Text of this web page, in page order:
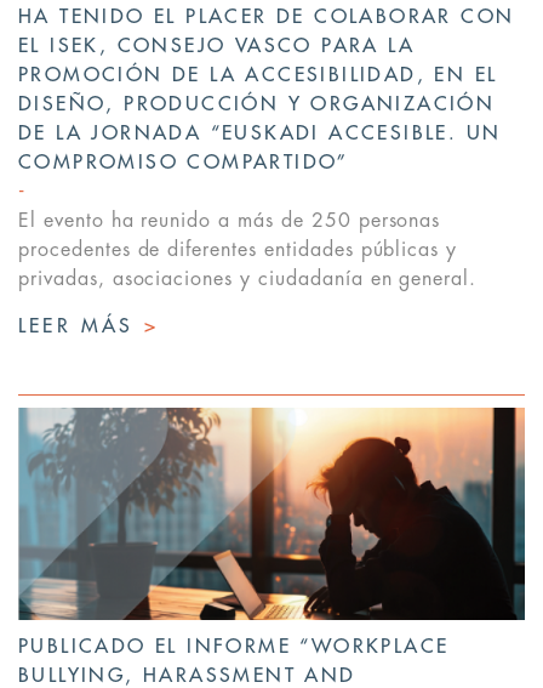
HA TENIDO EL PLACER DE COLABORAR CON
EL ISEK, CONSEJO VASCO PARA LA
PROMOCIÓN DE LA ACCESIBILIDAD, EN EL
DISEÑO, PRODUCCIÓN Y ORGANIZACIÓN
DE LA JORNADA “EUSKADI ACCESIBLE. UN
COMPROMISO COMPARTIDO”
El evento ha reunido a más de 250 personas
procedentes de diferentes entidades públicas y
privadas, asociaciones y ciudadanía en general.
LEER MÁS >
PUBLICADO EL INFORME “WORKPLACE
BULLYING, HARASSMENT AND